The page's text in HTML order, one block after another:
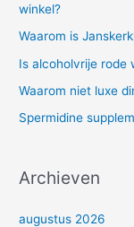
:
winkel?
Waarom is
Is alcoholvrije rode
Waarom niet luxe
Spermidine
Archieven
augustus 2026